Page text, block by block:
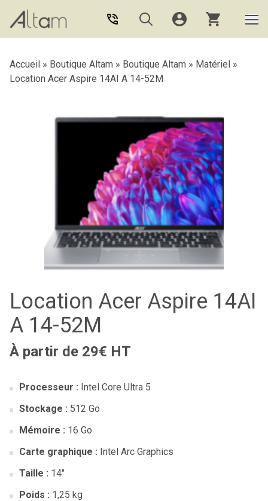
Aller au contenu principal
Accueil » Boutique Altam » Boutique Altam » Matériel »
Location Acer Aspire 14AI A 14-52M
Location Acer Aspire 14AI
A 14-52M
À partir de 29€ HT
Processeur : Intel Core Ultra 5
Stockage : 512 Go
Mémoire : 16 Go
Carte graphique : Intel Arc Graphics
Taille : 14″
Poids : 1,25 kg